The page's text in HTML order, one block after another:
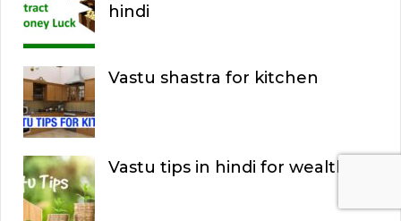
hindi
Vastu shastra for kitchen
Vastu tips in hindi for wealth